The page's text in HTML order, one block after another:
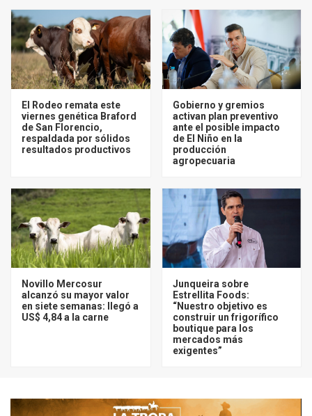
El Rodeo remata este
viernes genética Braford
de San Florencio,
respaldada por sólidos
resultados productivos
Gobierno y gremios
activan plan preventivo
ante el posible impacto
de El Niño en la
producción
agropecuaria
Novillo Mercosur
alcanzó su mayor valor
en siete semanas: llegó a
US$ 4,84 a la carne
Junqueira sobre
Estrellita Foods:
“Nuestro objetivo es
construir un frigorífico
boutique para los
mercados más
exigentes”